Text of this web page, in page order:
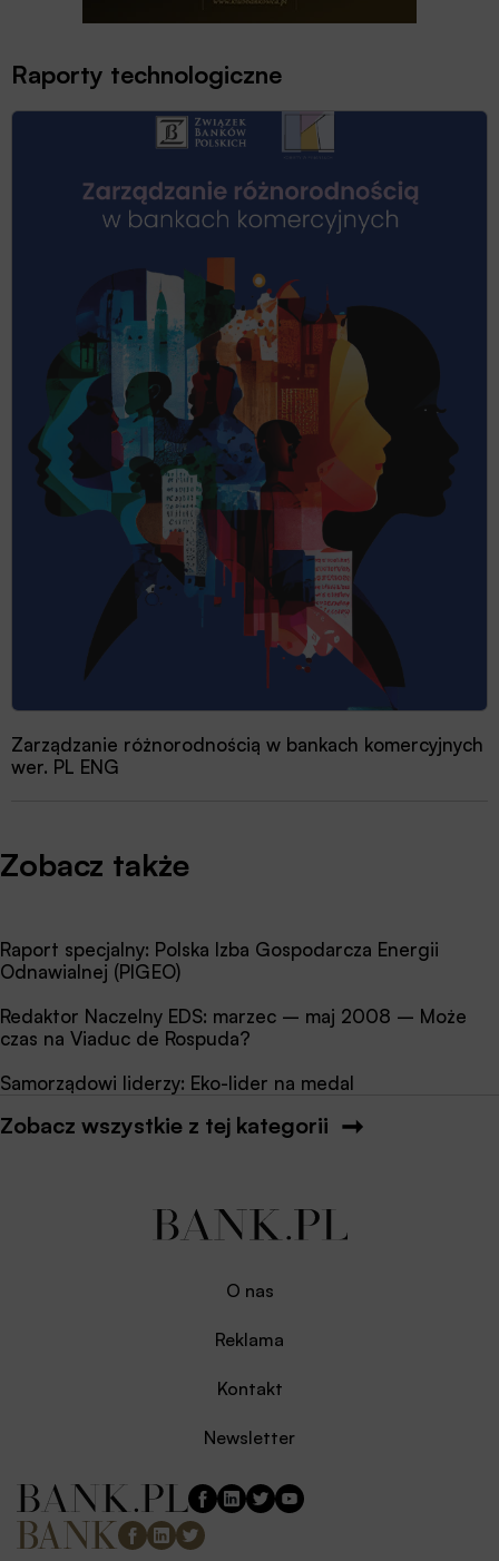
Raporty technologiczne
Zarządzanie różnorodnością w bankach komercyjnych
wer. PL ENG
Zobacz także
Raport specjalny: Polska Izba Gospodarcza Energii
Odnawialnej (PIGEO)
Redaktor Naczelny EDS: marzec – maj 2008 – Może
czas na Viaduc de Rospuda?
Samorządowi liderzy: Eko-lider na medal
Zobacz wszystkie z tej kategorii
O nas
Reklama
Kontakt
Newsletter